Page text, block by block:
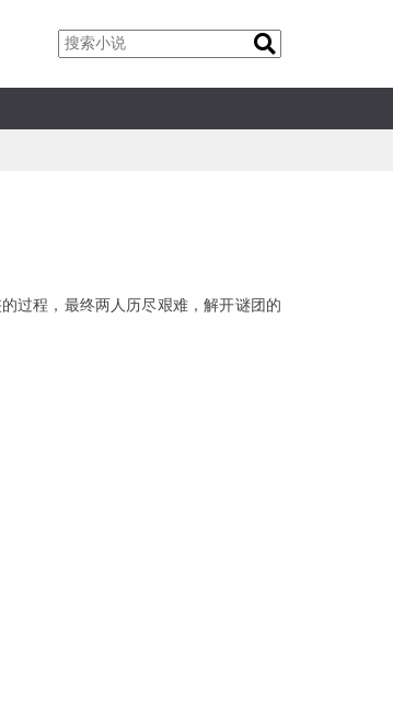
过程，最终两人历尽艰难，解开谜团的